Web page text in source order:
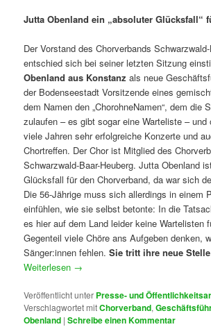
Jutta Obenland ein „absoluter Glücksfall“
Der Vorstand des Chorverbands
entschied sich bei seiner letzten Sitzung
Obenland aus Konstanz als neue
der Bodenseestadt Vorsitzende eines
dem Namen den „ChorohneNamen“, dem die
zulaufen – es gibt sogar eine Warteliste – und
viele Jahren sehr erfolgreiche Konzerte und
Chortreffen. Der Chor ist Mitglied des
Schwarzwald-Baar-Heuberg. Jutta Obenland
Glücksfall für den Chorverband, da war sich
Die 56-Jährige muss sich allerdings in einem
einfühlen, wie sie selbst betonte: In die
es hier auf dem Land leider keine Wartelisten
Gegenteil viele Chöre ans Aufgeben denken,
Sänger:innen fehlen.Sie tritt ihre neue
Weiterlesen →
Veröffentlicht unter Presse- und
Verschlagwortet mitChorverband,
Obenland |Schreibe einen Kommentar